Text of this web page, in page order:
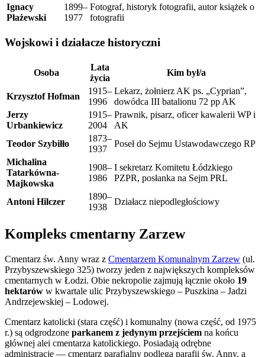
Ignacy
Płażewski
1899–
1977
Fotograf, historyk fotografii, autor książek o
fotografii
Wojskowi i działacze historyczni
Osoba
Lata
życia
Kim był/a
Krzysztof Hofman
1915–
1996
Lekarz, żołnierz AK ps. „Cyprian”,
dowódca III batalionu 72 pp AK
Jerzy
Urbankiewicz
1915–
2004
Prawnik, pisarz, oficer kawalerii WP i
AK
Teodor Szybiłło
1873–
1937
Poseł do Sejmu Ustawodawczego RP
Michalina
Tatarkówna-
Majkowska
1908–
1986
I sekretarz Komitetu Łódzkiego
PZPR, posłanka na Sejm PRL
Antoni Hilczer
1890–
1938
Działacz niepodległościowy
Kompleks cmentarny Zarzew
Cmentarz św. Anny wraz z Cmentarzem Komunalnym Zarzew (ul.
Przybyszewskiego 325) tworzy jeden z największych kompleksów
cmentarnych w Łodzi. Obie nekropolie zajmują łącznie około 19
hektarów w kwartale ulic Przybyszewskiego – Puszkina – Jadzi
Andrzejewskiej – Lodowej.
Cmentarz katolicki (stara część) i komunalny (nowa część, od 1975
r.) są odgrodzone parkanem z jedynym przejściem na końcu
głównej alei cmentarza katolickiego. Posiadają odrębne
administracje — cmentarz parafialny podlega parafii św. Anny, a